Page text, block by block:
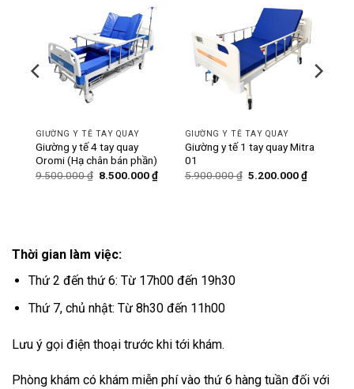
GIƯỜNG Y TẾ TAY QUAY
Giường y tế 4 tay quay
Oromi (Hạ chân bán phần)
9.500.000₫ Giá
8.500.000₫Giá
hiện
GIƯỜNG Y TẾ TAY QUAY
Giường y tế 1 tay quay Mitra
01
5.900.000₫ Giá
5.200.000₫Giá
hiện
Thời gian làm việc:
Thứ 2 đến thứ 6: Từ 17h00 đến 19h30
Thứ 7, chủ nhật: Từ 8h30 đến 11h00
Lưu ý gọi điện thoại trước khi tới khám.
Phòng khám có khám miễn phí vào thứ 6 hàng tuần đối với